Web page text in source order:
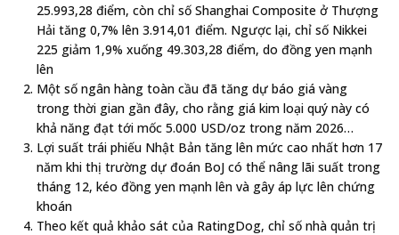
25.993,28 điểm, còn chỉ số Shanghai Composite ở Thượng
Hải tăng 0,7% lên 3.914,01 điểm. Ngược lại, chỉ số Nikkei
225 giảm 1,9% xuống 49.303,28 điểm, do đồng yen mạnh
lên
Một số ngân hàng toàn cầu đã tăng dự báo giá vàng
trong thời gian gần đây, cho rằng giá kim loại quý này có
khả năng đạt tới mốc 5.000 USD/oz trong năm 2026…
Lợi suất trái phiếu Nhật Bản tăng lên mức cao nhất hơn 17
năm khi thị trường dự đoán BoJ có thể nâng lãi suất trong
tháng 12, kéo đồng yen mạnh lên và gây áp lực lên chứng
khoán
Theo kết quả khảo sát của RatingDog, chỉ số nhà quản trị